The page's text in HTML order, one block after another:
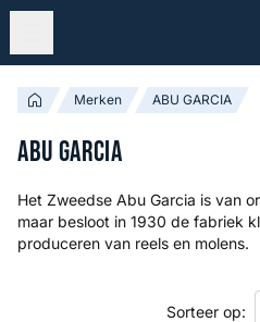
Merken ABU GARCIA
ABU GARCIA
Het Zweedse Abu Garcia is van
maar besloot in 1930 de fabriek
produceren van reels en molens.
Sorteer op: